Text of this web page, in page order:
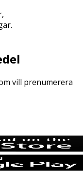
vill prenumerera